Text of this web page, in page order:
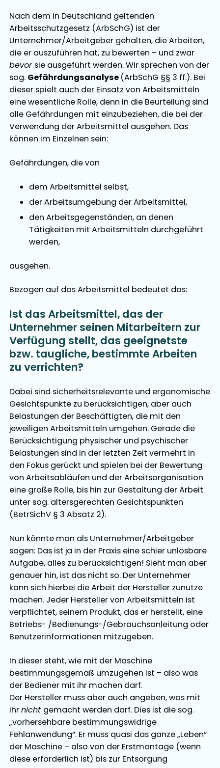
Nach dem in Deutschland geltenden
Arbeitsschutzgesetz (ArbSchG) ist der
Unternehmer/Arbeitgeber gehalten, die Arbeiten,
die er auszuführen hat, zu bewerten – und zwar
bevor sie ausgeführt werden. Wir sprechen von der
sog. Gefährdungsanalyse (ArbSchG §§ 3 ff.). Bei
dieser spielt auch der Einsatz von Arbeitsmitteln
eine wesentliche Rolle, denn in die Beurteilung sind
alle Gefährdungen mit einzubeziehen, die bei der
Verwendung der Arbeitsmittel ausgehen. Das
können im Einzelnen sein:
Gefährdungen, die von
dem Arbeitsmittel selbst,
der Arbeitsumgebung der Arbeitsmittel,
den Arbeitsgegenständen, an denen
Tätigkeiten mit Arbeitsmitteln durchgeführt
werden,
ausgehen.
Bezogen auf das Arbeitsmittel bedeutet das:
Ist das Arbeitsmittel, das der
Unternehmer seinen Mitarbeitern zur
Verfügung stellt, das geeignetste
bzw. taugliche, bestimmte Arbeiten
zu verrichten?
Dabei sind sicherheitsrelevante und ergonomische
Gesichtspunkte zu berücksichtigen, aber auch
Belastungen der Beschäftigten, die mit den
jeweiligen Arbeitsmitteln umgehen. Gerade die
Berücksichtigung physischer und psychischer
Belastungen sind in der letzten Zeit vermehrt in
den Fokus gerückt und spielen bei der Bewertung
von Arbeitsabläufen und der Arbeitsorganisation
eine große Rolle, bis hin zur Gestaltung der Arbeit
unter sog. altersgerechten Gesichtspunkten
(BetrSichV § 3 Absatz 2).
Nun könnte man als Unternehmer/Arbeitgeber
sagen: Das ist ja in der Praxis eine schier unlösbare
Aufgabe, alles zu berücksichtigen! Sieht man aber
genauer hin, ist das nicht so. Der Unternehmer
kann sich hierbei die Arbeit der Hersteller zunutze
machen. Jeder Hersteller von Arbeitsmitteln ist
verpflichtet, seinem Produkt, das er herstellt, eine
Betriebs- /Bedienungs-/Gebrauchsanleitung oder
Benutzerinformationen mitzugeben.
In dieser steht, wie mit der Maschine
bestimmungsgemäß umzugehen ist – also was
der Bediener mit ihr machen darf.
Der Hersteller muss aber auch angeben, was mit
ihrnicht gemacht werden darf. Dies ist die sog.
„vorhersehbare bestimmungswidrige
Fehlanwendung“. Er muss quasi das ganze „Leben“
der Maschine – also von der Erstmontage (wenn
diese erforderlich ist) bis zur Entsorgung